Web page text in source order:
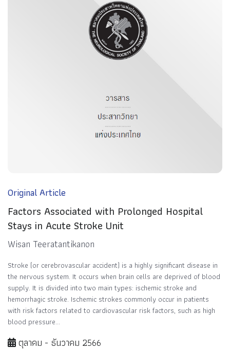
Original Article
Factors Associated with Prolonged Hospital
Stays in Acute Stroke Unit
Wisan Teeratantikanon
Stroke (or cerebrovascular accident) is a highly significant disease in
the nervous system. It occurs when brain cells are deprived of blood
supply. It is divided into two main types: ischemic stroke and
hemorrhagic stroke. Ischemic strokes commonly occur in patients
with risk factors related to cardiovascular risk factors, such as high
blood pressure...
ตุลาคม - ธันวาคม 2566